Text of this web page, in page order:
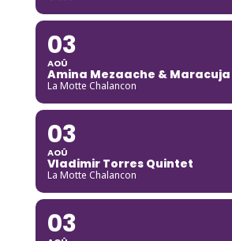
03
AOÛ
Amina Mezaache &
La Motte Chalancon
03
AOÛ
Vladimir Torres Quintet
La Motte Chalancon
03